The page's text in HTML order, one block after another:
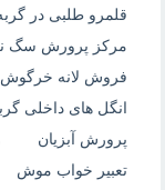
قلمرو طلبی در
مرکز پرورش سگ
فروش لانه خرگوش
انگل های داخلی
پرورش آبزیان
تعبیر خواب موش